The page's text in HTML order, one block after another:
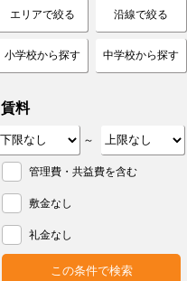
エリアで絞る 沿線で絞る
小学校から探す 中学校から探す
賃料
～
管理費・共益費を含む
敷金なし
礼金なし